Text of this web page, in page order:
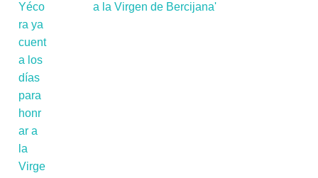
a la Virgen de Bercijana'